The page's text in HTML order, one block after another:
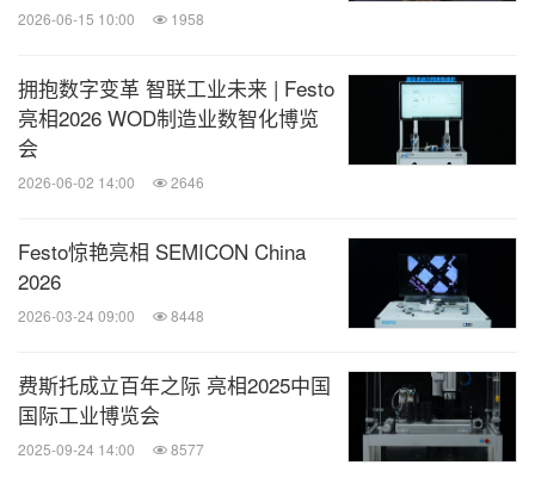
2026汉诺威工业博览会Festo展台
关于费斯托
费斯托（Festo）作为自动化技术和技术培训领域的
世界领先供应商，正在通过产品和服务迎接未来智能
化制造和数字化进程的挑战。另外，公司还在数字
和实验室自动化）积极布局。公司成立于1925年，是
一家独立的家族企业，总部位于德国内卡河畔的埃斯
林根。从1950年代开始涉足自动化领域，费斯托便一
2026-06-15 10:00 1958
拥抱数字变革 智联工业未来 | Festo
亮相2026 WOD制造业数智化博览
会
2026-06-02 14:00 2646
Festo惊艳亮相 SEMICON China
2026
2026-03-24 09:00 8448
费斯托成立百年之际 亮相2025中国
国际工业博览会
2025-09-24 14:00 8577